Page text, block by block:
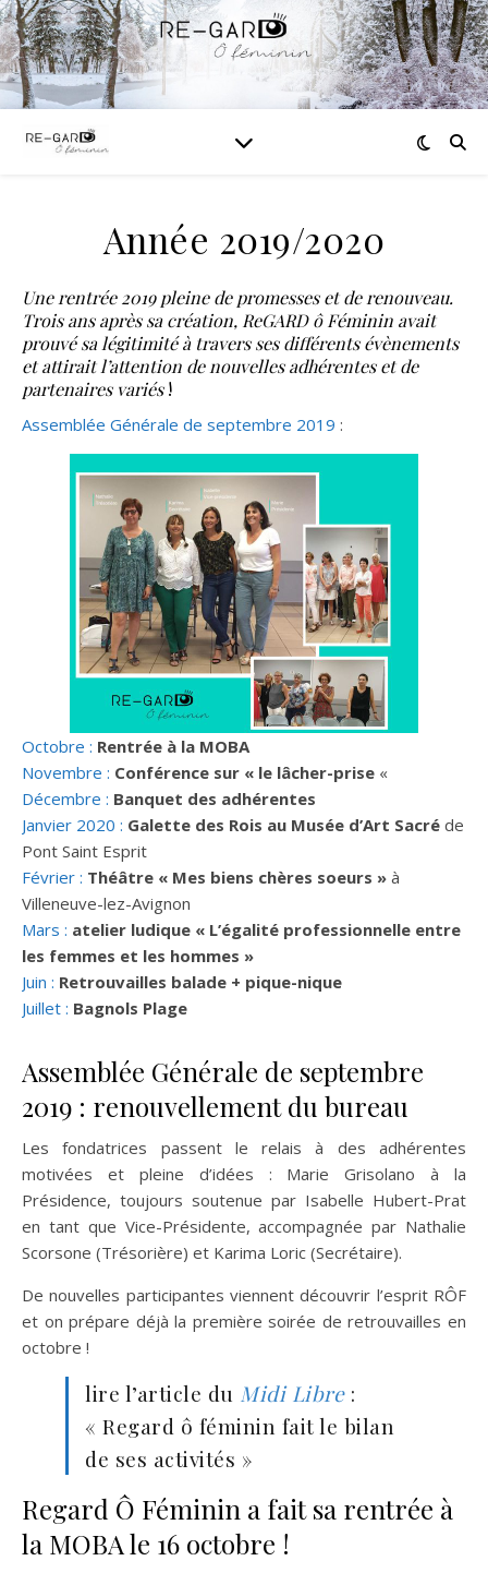
Année 2019/2020
Une rentrée 2019 pleine de promesses et de renouveau.
Trois ans après sa création, ReGARD ô Féminin avait
prouvé sa légitimité à travers ses différents évènements
et attirait l’attention de nouvelles adhérentes et de
partenaires variés!
Assemblée Générale de septembre 2019 :
Octobre : Rentrée à la MOBA
Novembre : Conférence sur « le lâcher-prise «
Décembre : Banquet des adhérentes
Janvier 2020 : Galette des Rois au Musée d’Art Sacré de
Pont Saint Esprit
Février : Théâtre « Mes biens chères soeurs » à
Villeneuve-lez-Avignon
Mars : atelier ludique « L’égalité professionnelle entre
les femmes et les hommes »
Juin : Retrouvailles balade + pique-nique
Juillet : Bagnols Plage
Assemblée Générale de septembre
2019 : renouvellement du bureau
Les fondatrices passent le relais à des adhérentes
motivées et pleine d’idées : Marie Grisolano à la
Présidence, toujours soutenue par Isabelle Hubert-Prat
en tant que Vice-Présidente, accompagnée par Nathalie
Scorsone (Trésorière) et Karima Loric (Secrétaire).
De nouvelles participantes viennent découvrir l’esprit RÔF
et on prépare déjà la première soirée de retrouvailles en
octobre !
lire l’article du Midi Libre:
« Regard ô féminin fait le bilan
de ses activités »
Regard Ô Féminin a fait sa rentrée à
la MOBA le 16 octobre !